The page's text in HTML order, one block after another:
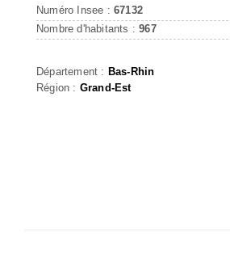
Numéro Insee : 67132
Nombre d'habitants :967
Département : Bas-Rhin
Région : Grand-Est